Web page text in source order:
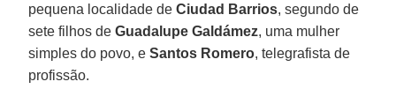
pequena localidade deCiudad Barrios, segundo de
sete filhos deGuadalupe Galdámez, uma mulher
simples do povo, eSantos Romero, telegrafista de
profissão.